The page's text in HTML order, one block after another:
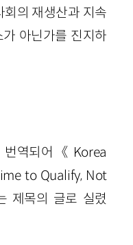
의 재생산과 지속
아닌가를 진지하
역되어 《Korea
to Qualify, Not
제목의 글로 실렸